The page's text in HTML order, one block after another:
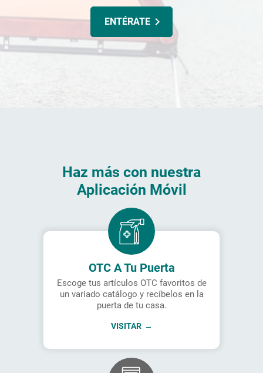
ENTÉRATE
Haz más con nuestra
Aplicación Móvil
OTC A Tu Puerta
Escoge tus artículos OTC favoritos de
un variado catálogo y recíbelos en la
puerta de tu casa.
VISITAR